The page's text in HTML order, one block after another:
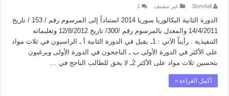
3lom4all غير مصنف 1
الدورة الثانية البكالوريا سوريا 2014 استناداً إلى المرسوم رقم / 153 / تاريخ
14/4/2011 والمعدل بالمرسوم رقم /300/ تاريخ 12/8/2012 وتعليماته
التنفيذية . رأيناً الآتي : 1ـ يقبل في الدورة الثانية أ ـ الراسبون في ثلاث مواد
على الأكثر في الدورة الأولى ب ـ الناجحون في الدورة الأولى ويرغبون
بتحسين ثلاث مواد على الأكثر 2ـ لا يحق للطالب الناجح في …
أكمل القراءة »